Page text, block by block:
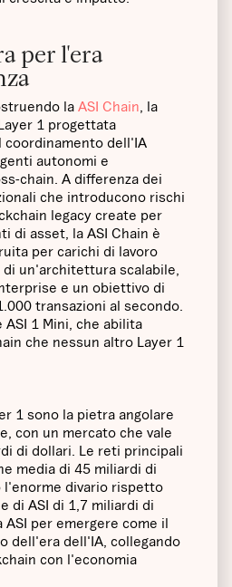
per l'era
la ASI Chain , la
1 progettata
dell'IA
autonomi e
chain. A differenza dei
che introducono rischi
legacy create per
di asset, la ASI Chain è
per carichi di lavoro
un'architettura scalabile,
e un obiettivo di
transazioni al secondo.
1 Mini, che abilita
che nessun altro Layer 1
1 sono la pietra angolare
con un mercato che vale
di dollari. Le reti principali
media di 45 miliardi di
l'enorme divario rispetto
di ASI di 1,7 miliardi di
per emergere come il
dell'era dell'IA, collegando
con l'economia